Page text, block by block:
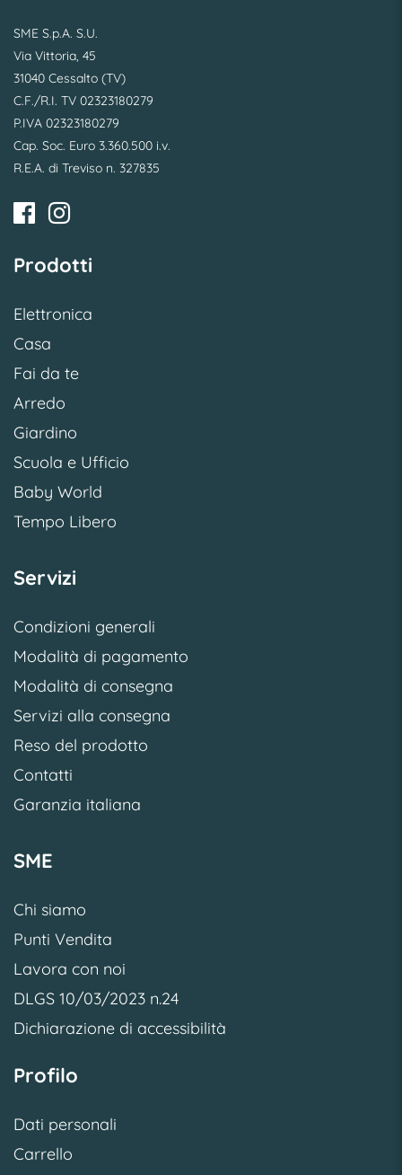
SME S.p.A. S.U.
Via Vittoria, 45
31040 Cessalto (TV)
C.F./R.I. TV 02323180279
P.IVA 02323180279
Cap. Soc. Euro 3.360.500 i.v.
R.E.A. di Treviso n. 327835
Prodotti
Elettronica
Casa
Fai da te
Arredo
Giardino
Scuola e Ufficio
Baby World
Tempo Libero
Servizi
Condizioni generali
Modalità di pagamento
Modalità di consegna
Servizi alla consegna
Reso del prodotto
Contatti
Garanzia italiana
SME
Chi siamo
Punti Vendita
Lavora con noi
DLGS 10/03/2023 n.24
Dichiarazione di accessibilità
Profilo
Dati personali
Carrello